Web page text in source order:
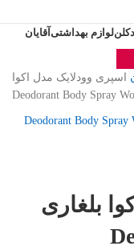
لوازم بهداشتیآقایان
اسپری وودلایک مدل اکوا
بلغاری